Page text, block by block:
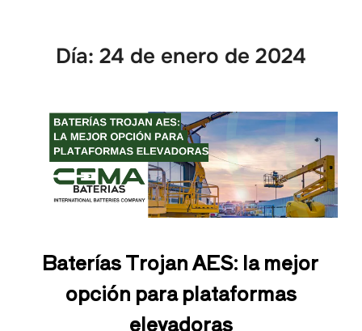
Día: 24 de enero de 2024
Baterías Trojan AES: la mejor
opción para plataformas
elevadoras